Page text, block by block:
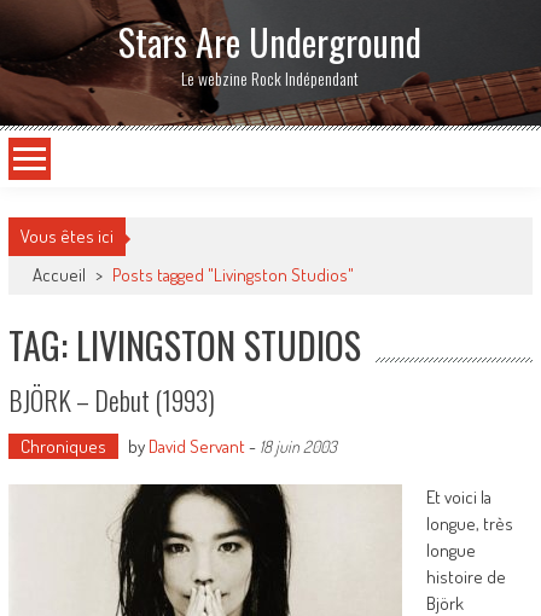
Stars Are Underground
Le webzine Rock Indépendant
Vous êtes ici
Accueil > Posts tagged "Livingston Studios"
TAG: LIVINGSTON STUDIOS
BJÖRK – Debut (1993)
Chroniques by David Servant- 18 juin 2003
Et voici la
longue, très
longue
histoire de
Björk